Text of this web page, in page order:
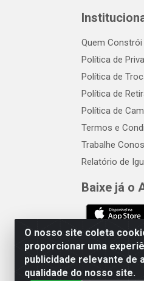
O nosso site coleta
proporcionar uma
publicidade relevante de
qualidade do nosso site.
Quem
Política de
Política de
Política de
Política de
Termos e
Trabalhe
Relatório de
Baixe já o